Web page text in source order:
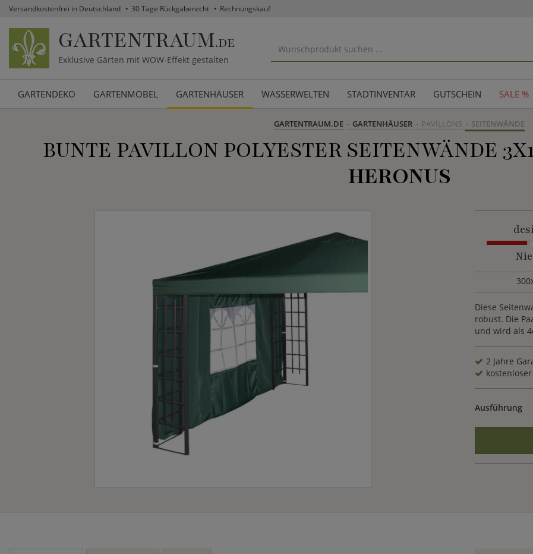
Versandkostenfrei in Deutschland 30 Tage Rückgaberecht Rechnungskauf
GARTENTRAUM.DE
Exklusive Gärten mit WOW-Effekt gestalten
GARTENDEKO GARTENMÖBEL GARTENHÄUSER WASSERWELTEN STADTINVENTAR GUTSCHEIN SALE %
GARTENTRAUM.DE GARTENHÄUSER PAVILLONS SEITENWÄNDE
BUNTE PAVILLON POLYESTER SEITENWÄNDE
HERONUS
Diese
robust. Die
und wird als
2 Jahre
kostenloser
Ausführung